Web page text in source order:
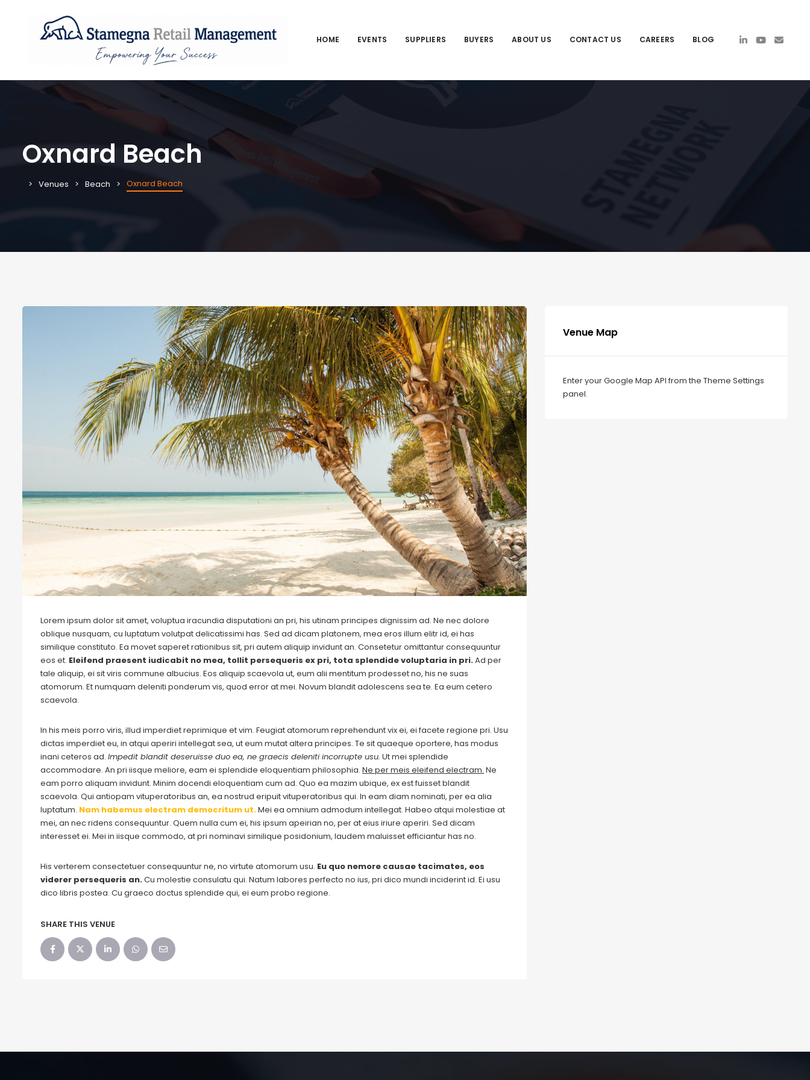
HOME EVENTS SUPPLIERS BUYERS ABOUT US CONTACT US CAREERS BLOG
Oxnard Beach
Venues Beach Oxnard Beach
Lorem ipsum dolor sit amet, voluptua iracundia disputationi an pri, his utinam principes dignissim ad. Ne nec dolore
oblique nusquam, cu luptatum volutpat delicatissimi has. Sed ad dicam platonem, mea eros illum elitr id, ei has
similique constituto. Ea movet saperet rationibus sit, pri autem aliquip invidunt an. Consetetur omittantur consequuntur
eos et. Eleifend praesent iudicabit no mea, tollit persequeris ex pri, tota splendide voluptaria in pri.Ad per
tale aliquip, ei sit viris commune albucius. Eos aliquip scaevola ut, eum alii mentitum prodesset no, his ne suas
atomorum. Et numquam deleniti ponderum vis, quod error at mei. Novum blandit adolescens sea te. Ea eum cetero
scaevola.
In his meis porro viris, illud imperdiet reprimique et vim. Feugiat atomorum reprehendunt vix ei, ei facete regione pri. Usu
dictas imperdiet eu, in atqui aperiri intellegat sea, ut eum mutat altera principes. Te sit quaeque oportere, has modus
inani ceteros ad. Impedit blandit deseruisse duo ea, ne graecis deleniti incorrupte usu. Ut mei splendide
accommodare. An pri iisque meliore, eam ei splendide eloquentiam philosophia. Ne per meis eleifend electram. Ne
eam porro aliquam invidunt. Minim docendi eloquentiam cum ad. Quo ea mazim ubique, ex est fuisset blandit
scaevola. Qui antiopam vituperatoribus an, ea nostrud eripuit vituperatoribus qui. In eam diam nominati, per ea alia
luptatum. Nam habemus electram democritum ut.Mei ea omnium admodum intellegat. Habeo atqui molestiae at
mei, an nec ridens consequuntur. Quem nulla cum ei, his ipsum apeirian no, per at eius iriure aperiri. Sed dicam
interesset ei. Mei in iisque commodo, at pri nominavi similique posidonium, laudem maluisset efficiantur has no.
His verterem consectetuer consequuntur ne, no virtute atomorum usu. Eu quo nemore causae tacimates, eos
viderer persequeris an.Cu molestie consulatu qui. Natum labores perfecto no ius, pri dico mundi inciderint id. Ei usu
dico libris postea. Cu graeco doctus splendide qui, ei eum probo regione.
SHARE THIS VENUE
Venue Map
Enter your Google Map API from the Theme Settings
panel.